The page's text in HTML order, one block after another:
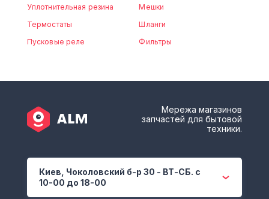
Уплотнительная резина
Термостаты
Пусковые реле
Мешки
Шланги
Фильтры
Мережа магазинов
запчастей для бытовой
техники.
Киев, Чоколовский б-р 30 - ВТ-СБ. с
10-00 до 18-00